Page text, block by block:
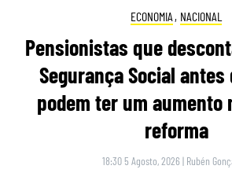
ECONOMIA , NACIONAL
Pensionistas que
Segurança Social
podem ter um aumento
reforma
18:30 5 Agosto, 2026 | Rubén